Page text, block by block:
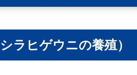
ラヒゲウニの養殖）